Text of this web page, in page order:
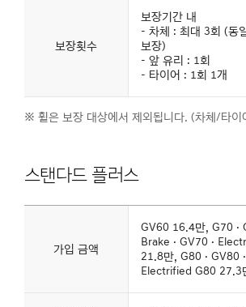
보장횟수
보장기간 내
- 차체 : 최대 3회 (동
보장)
- 앞 유리 : 1회
- 타이어 : 1회 1개
※ 휠은 보장 대상에서 제외됩니다. (차체/타이
스탠다드 플러스
가입 금액
GV60 16.4만, G70 ·
Brake · GV70 ·
21.8만, G80 · GV80
Electrified G80 27.3